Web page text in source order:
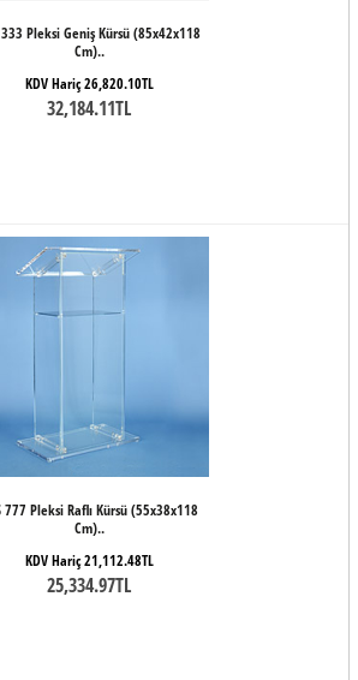
333 Pleksi Geniş Kürsü (85x42x118
Cm)..
KDV Hariç 26,820.10TL
32,184.11TL
777 Pleksi Raflı Kürsü (55x38x118
Cm)..
KDV Hariç 21,112.48TL
25,334.97TL